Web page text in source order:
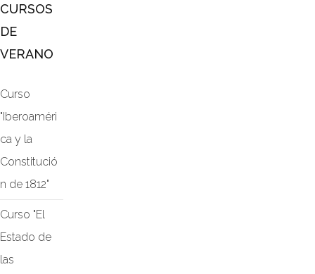
CURSOS
DE
VERANO
Curso
"Iberoaméri
ca y la
Constitució
n de 1812"
Curso "El
Estado de
las